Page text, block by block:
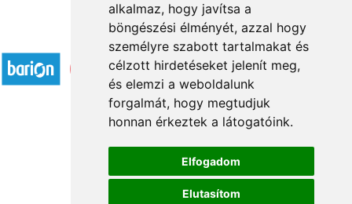
alkalmaz, hogy javítsa a
böngészési élményét, azzal hogy
személyre szabott tartalmakat és
célzott hirdetéseket jelenít meg,
és elemzi a weboldalunk
forgalmát, hogy megtudjuk
honnan érkeztek a látogatóink.
Elfogadom
Elutasítom
Elfogadott fizetési módok
Á.SZ.F.
Impresszum
Adatkezelési tájékoztató